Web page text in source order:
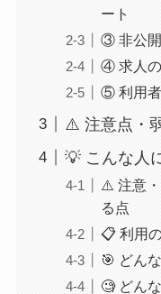
ート
③ 非公
④ 求人
⑤ 利用
⚠️ 注意点・
💡 こんな人
⚠️ 注意
る点
📋 利用
🎯 どん
🧐 どん